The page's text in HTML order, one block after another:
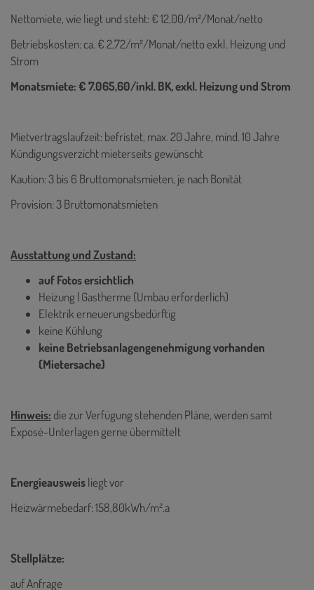
Nettomiete, wie liegt und steht: € 12,00/m²/Monat/netto
Betriebskosten: ca. € 2,72/m²/Monat/netto exkl. Heizung und
Strom
Monatsmiete: € 7.065,60/inkl. BK, exkl. Heizung und Strom
Mietvertragslaufzeit: befristet, max. 20 Jahre, mind. 10 Jahre
Kündigungsverzicht mieterseits gewünscht
Kaution: 3 bis 6 Bruttomonatsmieten, je nach Bonität
Provision: 3 Bruttomonatsmieten
Ausstattung und Zustand:
auf Fotos ersichtlich
Heizung | Gastherme (Umbau erforderlich)
Elektrik erneuerungsbedürftig
keine Kühlung
keine Betriebsanlagengenehmigung vorhanden
(Mietersache)
Hinweis: die zur Verfügung stehenden Pläne, werden samt
Exposé-Unterlagen gerne übermittelt
Energieausweisliegt vor
Heizwärmebedarf: 158,80kWh/m².a
Stellplätze:
auf Anfrage